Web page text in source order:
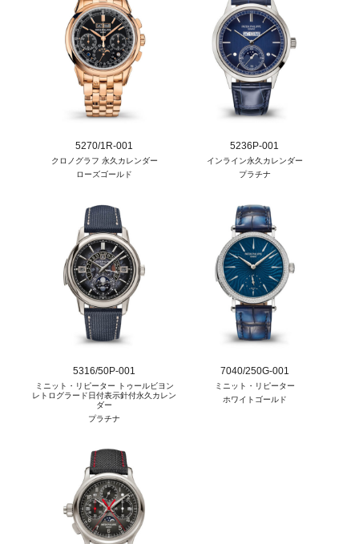
5270/1R-001
クロノグラフ 永久カレンダー
ローズゴールド
5236P-001
インライン永久カレンダー
プラチナ
5316/50P-001
ミニット・リピーター トゥールビヨン
レトログラード日付表示針付永久カレン
ダー
プラチナ
7040/250G-001
ミニット・リピーター
ホワイトゴールド